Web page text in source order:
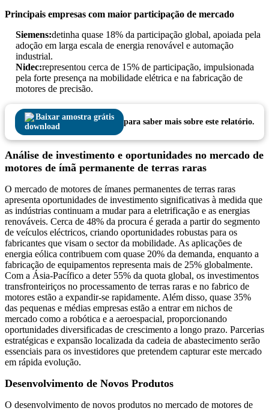
Principais empresas com maior participação de mercado
Siemens:detinha quase 18% da participação global, apoiada pela
adoção em larga escala de energia renovável e automação
industrial.
Nidec:representou cerca de 15% de participação, impulsionada
pela forte presença na mobilidade elétrica e na fabricação de
motores de precisão.
Baixar amostra grátis
para saber mais sobre este relatório.
Análise de investimento e oportunidades no mercado de
motores de ímã permanente de terras raras
O mercado de motores de ímanes permanentes de terras raras
apresenta oportunidades de investimento significativas à medida que
as indústrias continuam a mudar para a eletrificação e as energias
renováveis. Cerca de 48% da procura é gerada a partir do segmento
de veículos eléctricos, criando oportunidades robustas para os
fabricantes que visam o sector da mobilidade. As aplicações de
energia eólica contribuem com quase 20% da demanda, enquanto a
fabricação de equipamentos representa mais de 25% globalmente.
Com a Ásia-Pacífico a deter 55% da quota global, os investimentos
transfronteiriços no processamento de terras raras e no fabrico de
motores estão a expandir-se rapidamente. Além disso, quase 35%
das pequenas e médias empresas estão a entrar em nichos de
mercado como a robótica e a aeroespacial, proporcionando
oportunidades diversificadas de crescimento a longo prazo. Parcerias
estratégicas e expansão localizada da cadeia de abastecimento serão
essenciais para os investidores que pretendem capturar este mercado
em rápida evolução.
Desenvolvimento de Novos Produtos
O desenvolvimento de novos produtos no mercado de motores de